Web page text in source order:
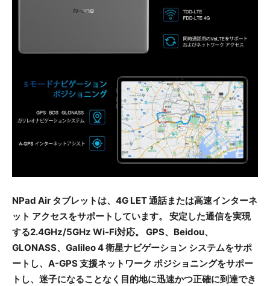
NPad Air タブレットは、4G LET 通話または高速インターネ
ット アクセスをサポートしています。 安定した通信を実現
する2.4GHz/5GHz Wi-Fi対応。 GPS、Beidou、
GLONASS、Galileo 4 衛星ナビゲーション システムをサポ
ートし、A-GPS 支援ネットワーク ポジショニングをサポー
トし、迷子になることなく目的地に迅速かつ正確に到達でき